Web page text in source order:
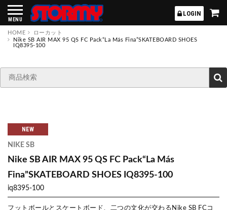
MENU
LOGIN
HOME
ローカット
Nike SB AIR MAX 95 QS FC Pack“La Más Fina”SKATEBOARD SHOES
IQ8395-100
NEW
NIKE SB
Nike SB AIR MAX 95 QS FC Pack“La Más
Fina”SKATEBOARD SHOES IQ8395-100
iq8395-100
フットボールとスケートボード、二つの文化が交わるNike SB FCコ